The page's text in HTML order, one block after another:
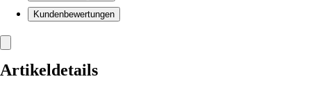
Kundenbewertungen
Artikeldetails